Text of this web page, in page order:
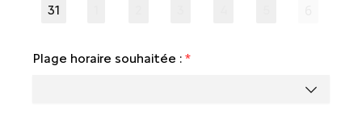
31
Plage horaire souhaitée : *